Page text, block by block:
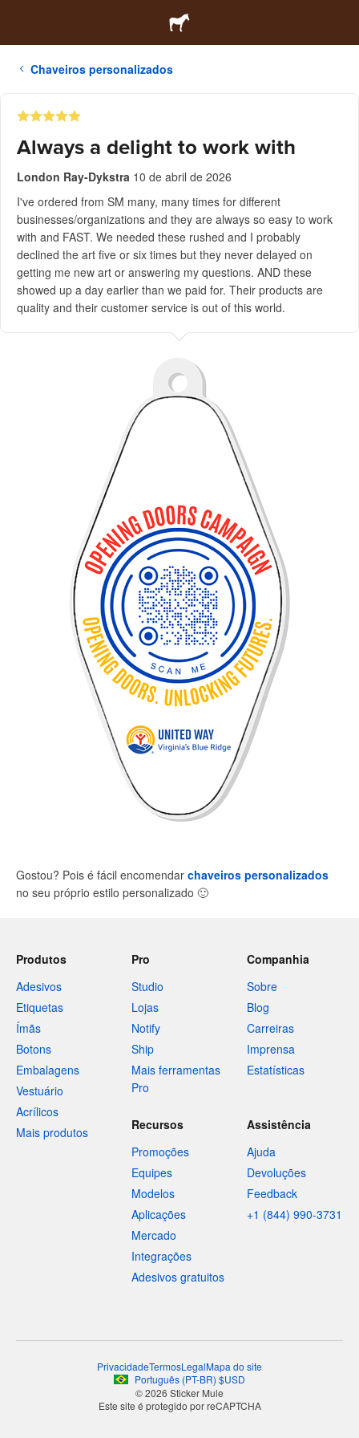
Chaveiros personalizados
Always a delight to work with
London Ray-Dykstra 10 de abril de 2026
I've ordered from SM many, many times for different
businesses/organizations and they are always so easy to work
with and FAST. We needed these rushed and I probably
declined the art five or six times but they never delayed on
getting me new art or answering my questions. AND these
showed up a day earlier than we paid for. Their products are
quality and their customer service is out of this world.
Gostou? Pois é fácil encomendar chaveiros personalizados
no seu próprio estilo personalizado 🙂
Produtos
Adesivos
Etiquetas
Ímãs
Botons
Embalagens
Vestuário
Acrílicos
Mais produtos
Pro
Studio
Lojas
Notify
Ship
Mais ferramentas
Pro
Companhia
Sobre
Blog
Carreiras
Imprensa
Estatísticas
Recursos
Promoções
Equipes
Modelos
Aplicações
Mercado
Integrações
Adesivos gratuitos
Assistência
Ajuda
Devoluções
Feedback
+1 (844) 990-3731
PrivacidadeTermosLegalMapa do site
Português (PT-BR) $USD
© 2026 Sticker Mule
Este site é protegido por reCAPTCHA